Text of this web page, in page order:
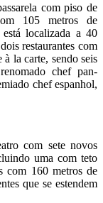
com piso de
105 metros de
localizada a 40
restaurantes com
la carte, sendo seis
chef pan-
chef espanhol,
com sete novos
uma com teto
com 160 metros de
que se estendem